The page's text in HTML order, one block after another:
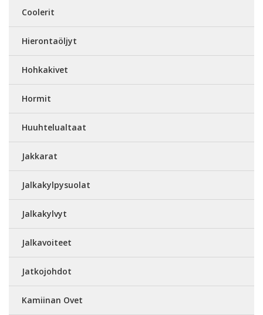
Coolerit
Hierontaöljyt
Hohkakivet
Hormit
Huuhtelualtaat
Jakkarat
Jalkakylpysuolat
Jalkakylvyt
Jalkavoiteet
Jatkojohdot
Kamiinan Ovet